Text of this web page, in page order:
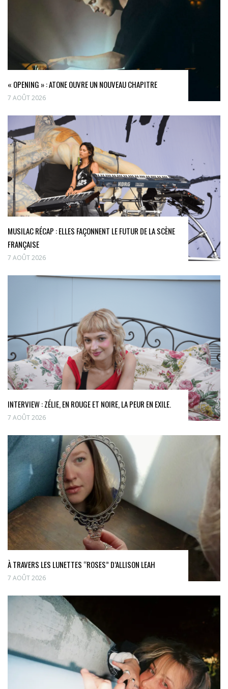
« OPENING » : ATONE OUVRE UN NOUVEAU CHAPITRE
7 AOÛT 2026
MUSILAC RÉCAP : ELLES FAÇONNENT LE FUTUR DE LA SCÈNE
FRANÇAISE
7 AOÛT 2026
INTERVIEW : ZÉLIE, EN ROUGE ET NOIRE, LA PEUR EN EXILE.
7 AOÛT 2026
À TRAVERS LES LUNETTES “ROSES” D’ALLISON LEAH
7 AOÛT 2026